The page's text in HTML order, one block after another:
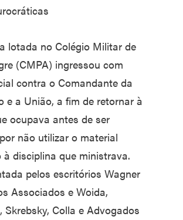
lotada no Colégio Militar de
(CMPA) ingressou com
contra o Comandante da
e a União, a fim de retornar à
ocupava antes de ser
não utilizar o material
à disciplina que ministrava.
pelos escritórios Wagner
Associados e Woida,
Skrebsky, Colla e Advogados